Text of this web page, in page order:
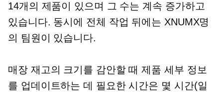
14개의 제품이 있으며 그 수는 계속 증가하고
있습니다. 동시에 전체 작업 뒤에는 XNUMX명
의 팀원이 있습니다.
매장 재고의 크기를 감안할 때 제품 세부 정보
를 업데이트하는 데 필요한 시간은 몇 시간(일